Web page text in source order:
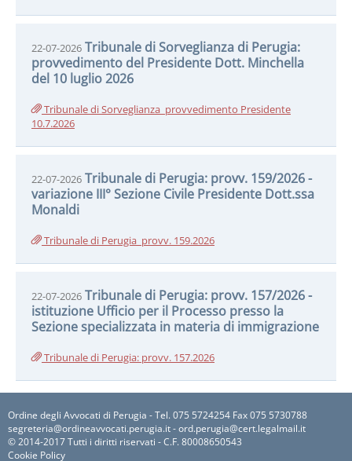
22-07-2026 Tribunale di Sorveglianza di Perugia:
provvedimento del Presidente Dott. Minchella
del 10 luglio 2026
Tribunale di Sorveglianza_provvedimento Presidente
10.7.2026
22-07-2026 Tribunale di Perugia: provv. 159/2026 -
variazione III° Sezione Civile Presidente Dott.ssa
Monaldi
Tribunale di Perugia_provv. 159.2026
22-07-2026 Tribunale di Perugia: provv. 157/2026 -
istituzione Ufficio per il Processo presso la
Sezione specializzata in materia di immigrazione
Tribunale di Perugia: provv. 157.2026
Ordine degli Avvocati di Perugia - Tel. 075 5724254 Fax 075 5730788
segreteria@ordineavvocati.perugia.it - ord.perugia@cert.legalmail.it
© 2014-2017 Tutti i diritti riservati - C.F. 80008650543
Cookie Policy